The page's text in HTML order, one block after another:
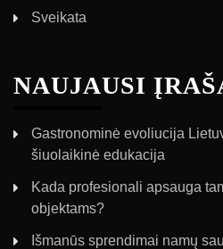
Sveikata
NAUJAUSI
Gastronominė evoliucija
šiuolaikinė edukacija
Kada profesionali apsauga
objektams?
Išmanūs sprendimai namų